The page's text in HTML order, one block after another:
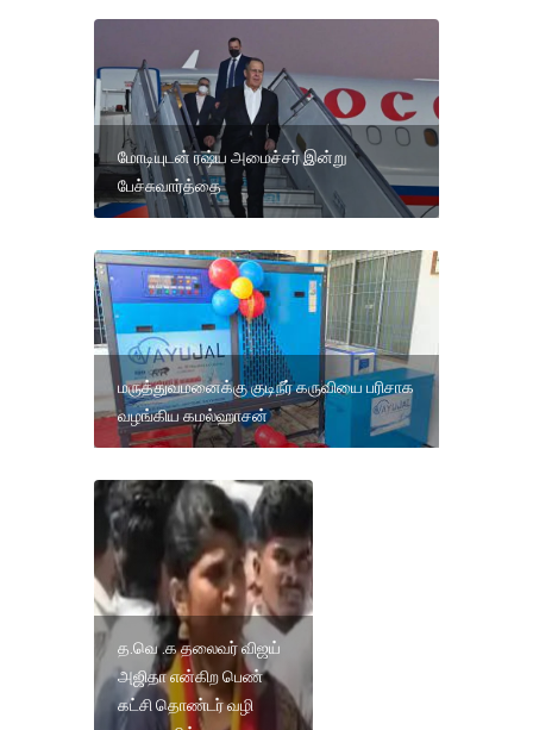
மோடியுடன் ரஷ்ய அமைச்சர் இன்று
பேச்சுவார்த்தை
மருத்துவமனைக்கு குடிநீர் கருவியை பரிசாக
வழங்கிய கமல்ஹாசன்
த.வெ .க தலைவர் விஜய்
அஜிதா என்கிற பெண்
கட்சி தொண்டர் வழி